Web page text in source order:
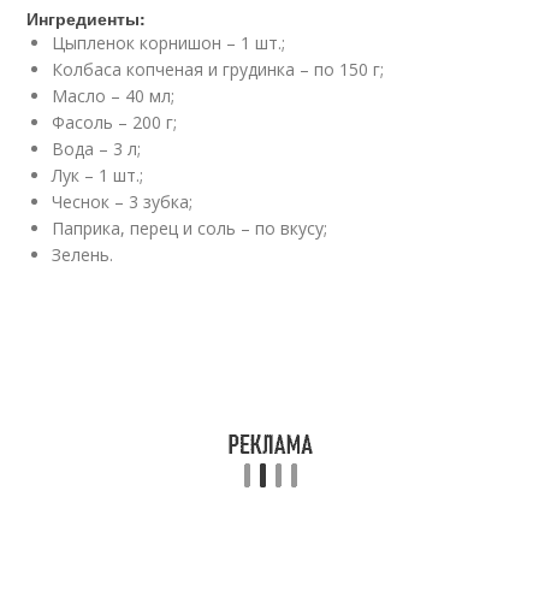
Ингредиенты:
Цыпленок корнишон – 1 шт.;
Колбаса копченая и грудинка – по 150 г;
Масло – 40 мл;
Фасоль – 200 г;
Вода – 3 л;
Лук – 1 шт.;
Чеснок – 3 зубка;
Паприка, перец и соль – по вкусу;
Зелень.